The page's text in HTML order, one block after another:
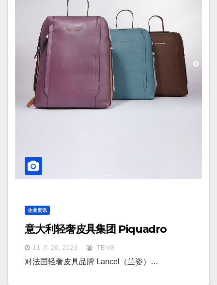
企业资讯
意大利轻奢皮具集团 Piquadro
11 月 20, 2023 TENG
对法国轻奢皮具品牌 Lancel（兰姿）…